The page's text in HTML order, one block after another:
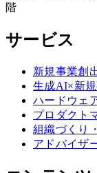
階
サービス
新規事業創
生成AI×新
ハードウェ
プロダクト
組織づくり
アドバイザ